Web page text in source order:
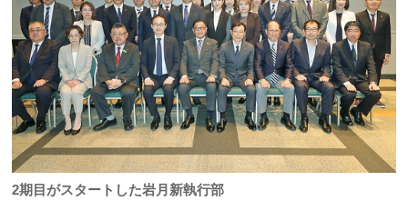
2期目がスタートした岩月新執行部